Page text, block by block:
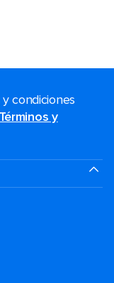
condiciones
Términos y